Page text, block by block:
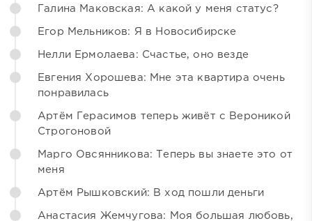
Галина Маковская: А какой у меня статус?
Егор Мельников: Я в Новосибирске
Нелли Ермолаева: Счастье, оно везде
Евгения Хорошева: Мне эта квартира очень
понравилась
Артём Герасимов теперь живёт с Вероникой
Строгоновой
Марго Овсянникова: Теперь вы знаете это от
меня
Артём Рышковский: В ход пошли деньги
Анастасия Жемчугова: Моя большая любовь,